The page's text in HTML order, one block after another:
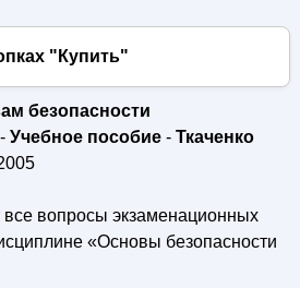
"Купить"
безопасности
- Учебное пособие- Ткаченко
вопросы экзаменационных
«Основы безопасности